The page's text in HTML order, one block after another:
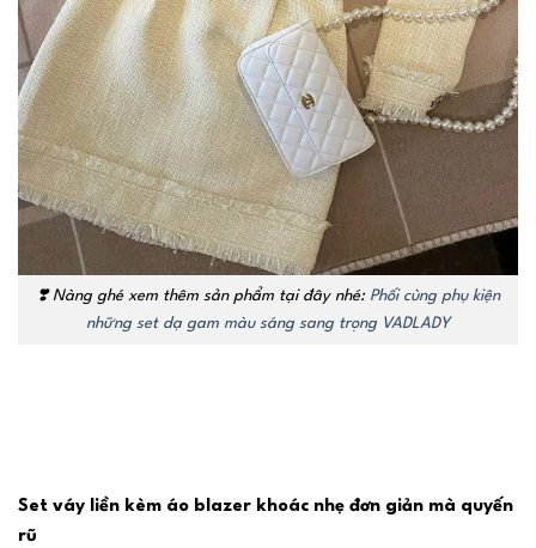
❣️ Nàng ghé xem thêm sản phẩm tại đây nhé: Phối cùng phụ kiện
những set dạ gam màu sáng sang trọng VADLADY
Set váy liền kèm áo blazer khoác nhẹ đơn giản mà quyến
rũ